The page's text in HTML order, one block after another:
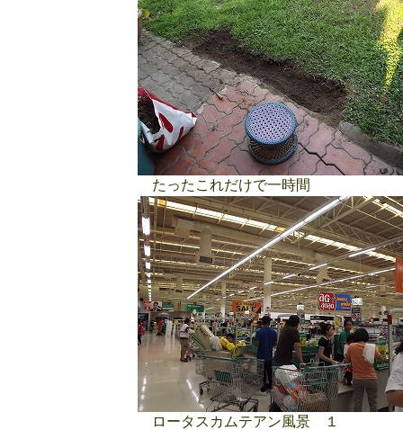
たったこれだけで一時間
ロータスカムテアン風景 １